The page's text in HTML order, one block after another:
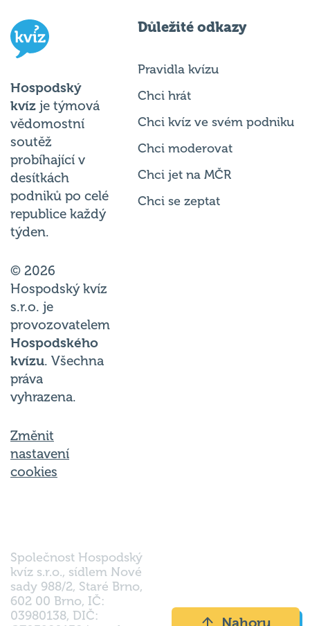
Hospodský
kvíz je týmová
vědomostní
soutěž
probíhající v
desítkách
podniků po celé
republice každý
týden.
© 2026
Hospodský kvíz
s.r.o. je
provozovatelem
Hospodského
kvízu. Všechna
práva
vyhrazena.
Změnit
nastavení
cookies
Důležité odkazy
Pravidla kvízu
Chci hrát
Chci kvíz ve svém podniku
Chci moderovat
Chci jet na MČR
Chci se zeptat
Společnost Hospodský
kvíz s.r.o., sídlem Nové
sady 988/2, Staré Brno,
602 00 Brno, IČ:
03980138, DIČ:
Nahoru